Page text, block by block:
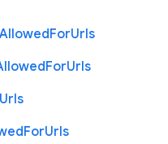
AllowedForUrls
ForUrls
Urls
ForUrls